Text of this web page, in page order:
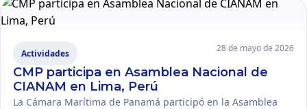
Actividades 28 de mayo de 2026
CMP participa en Asamblea Nacional de
CIANAM en Lima, Perú
La Cámara Marítima de Panamá participó en la Asamblea